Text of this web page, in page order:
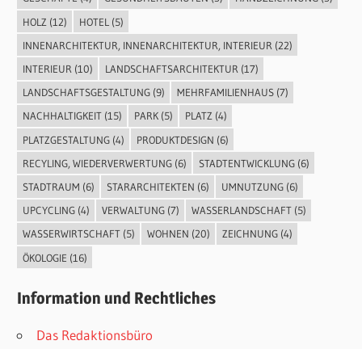
HOLZ (12) HOTEL (5)
INNENARCHITEKTUR, INNENARCHITEKTUR, INTERIEUR (22)
INTERIEUR (10) LANDSCHAFTSARCHITEKTUR (17)
LANDSCHAFTSGESTALTUNG(9) MEHRFAMILIENHAUS(7)
NACHHALTIGKEIT(15) PARK(5) PLATZ(4)
PLATZGESTALTUNG(4) PRODUKTDESIGN (6)
RECYLING, WIEDERVERWERTUNG(6) STADTENTWICKLUNG(6)
STADTRAUM (6) STARARCHITEKTEN (6) UMNUTZUNG(6)
UPCYCLING(4) VERWALTUNG(7) WASSERLANDSCHAFT(5)
WASSERWIRTSCHAFT(5) WOHNEN (20) ZEICHNUNG(4)
ÖKOLOGIE (16)
Information und Rechtliches
Das Redaktionsbüro